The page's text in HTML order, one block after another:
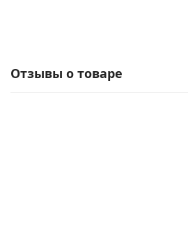
Отзывы о товаре